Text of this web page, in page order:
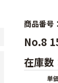
商品番号
No.8
在庫数
単